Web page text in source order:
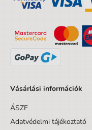
Vásárlási információk
ÁSZF
Adatvédelmi tájékoztató